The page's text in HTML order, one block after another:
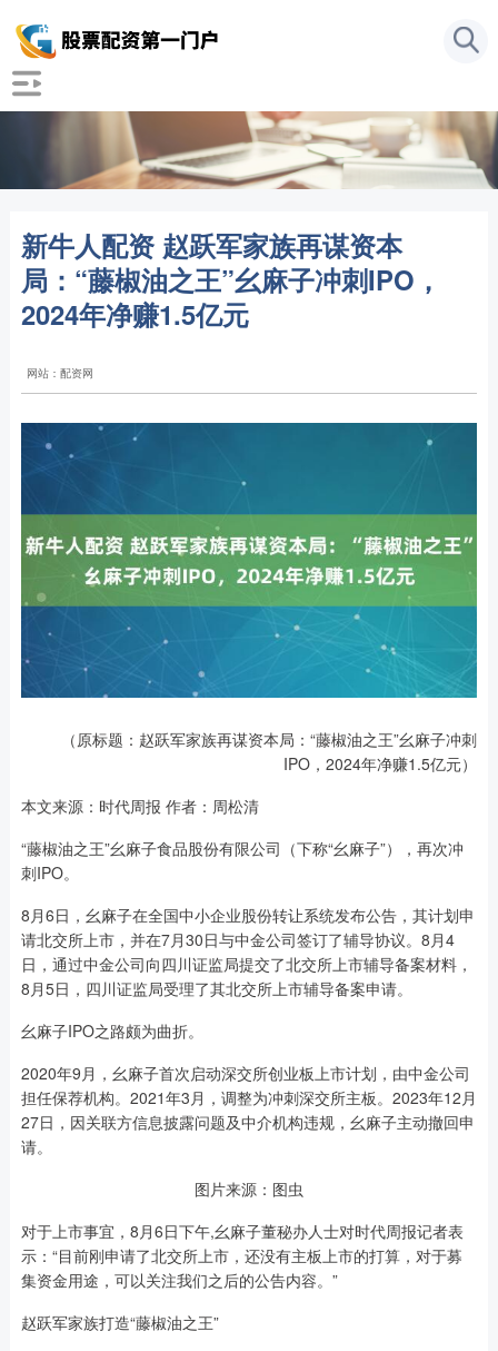
新牛人配资 赵跃军家族再谋资本
局：“藤椒油之王”幺麻子冲刺IPO，
2024年净赚1.5亿元
网站：配资网
（原标题：赵跃军家族再谋资本局：“藤椒油之王”幺麻子冲刺
IPO，2024年净赚1.5亿元）
本文来源：时代周报 作者：周松清
“藤椒油之王”幺麻子食品股份有限公司（下称“幺麻子”），再次冲
刺IPO。
8月6日，幺麻子在全国中小企业股份转让系统发布公告，其计划申
请北交所上市，并在7月30日与中金公司签订了辅导协议。8月4
日，通过中金公司向四川证监局提交了北交所上市辅导备案材料，
8月5日，四川证监局受理了其北交所上市辅导备案申请。
幺麻子IPO之路颇为曲折。
2020年9月，幺麻子首次启动深交所创业板上市计划，由中金公司
担任保荐机构。2021年3月，调整为冲刺深交所主板。2023年12月
27日，因关联方信息披露问题及中介机构违规，幺麻子主动撤回申
请。
图片来源：图虫
对于上市事宜，8月6日下午,幺麻子董秘办人士对时代周报记者表
示：“目前刚申请了北交所上市，还没有主板上市的打算，对于募
集资金用途，可以关注我们之后的公告内容。”
赵跃军家族打造“藤椒油之王”